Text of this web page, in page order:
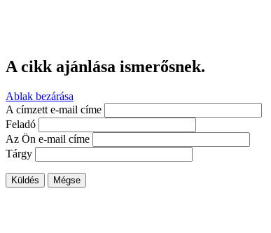
A cikk ajánlása ismerősnek.
Ablak bezárása
A címzett e-mail címe
Feladó
Az Ön e-mail címe
Tárgy
Küldés Mégse